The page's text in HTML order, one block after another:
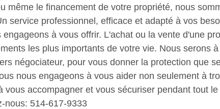
même le financement de votre propriété, nous
service professionnel, efficace et adapté à vos
à vous offrir. L'achat ou la vente d'une
les plus importants de votre vie. Nous serons
négociateur, pour vous donner la protection que
nous engageons à vous aider non seulement à
vous accompagner et vous sécuriser pendant tout
nous: 514-617-9333